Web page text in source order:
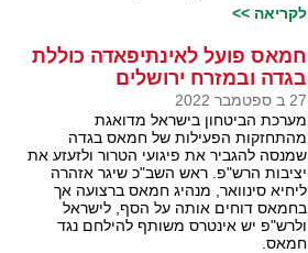
לקריאה >>
חמאס פועל לאינתיפאדה כוללת
בגדה ובמזרח ירושלים
27 ב ספטמבר 2022
מערכת הביטחון בישראל מדואגת
מהתחזקות הפעילות של חמאס בגדה
שמנסה להגביר את פיגועי הטרור ולזעזע את
יציבות הרש"פ. ראש השב"כ שיגר אזהרה
ליחיא סינוואר, מנהיג חמאס ברצועה אך
בחמאס דוחים אותה על הסף, לישראל
ולרש"פ יש אינטרס משותף להילחם נגד
חמאס.